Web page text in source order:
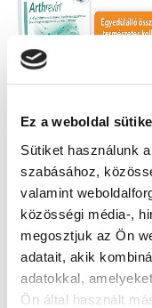
Ez a weboldal
Sütiket használunk
szabásához,
valamint
közösségi média-,
megosztjuk az Ön
adatait, akik
adatokkal,
Ön által használt